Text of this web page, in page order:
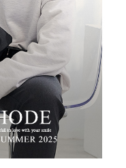
帳頁面顯示為準，若有關於
，請聯繫「AFTEE先享後付
support/home
先享後付」服務完成之交
將交易相關給付款項請求債
護人之同意方可使用
損失，本公司不負相關責